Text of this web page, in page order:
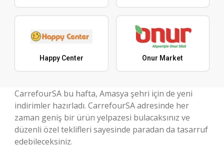
Happy Center Onur Market
CarrefourSA bu hafta, Amasya şehri için de yeni
indirimler hazırladı. CarrefourSA adresinde her
zaman geniş bir ürün yelpazesi bulacaksınız ve
düzenli özel teklifleri sayesinde paradan da tasarruf
edebileceksiniz.